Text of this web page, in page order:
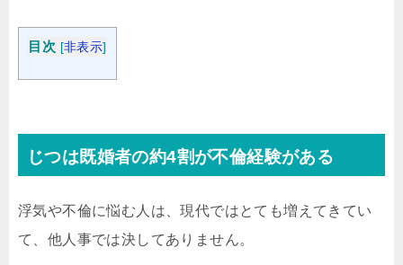
目次 [非表示]
じつは既婚者の約4割が不倫経験がある
浮気や不倫に悩む人は、現代ではとても増えてきてい
て、他人事では決してありません。